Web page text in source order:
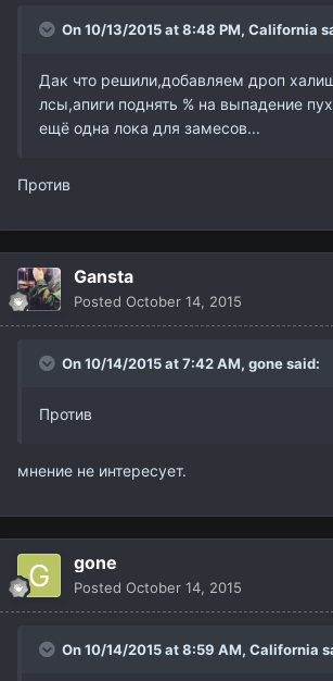
On 10/13/2015 at 8:48 PM, California
Дак что решили,добавляем дроп
лсы,апиги поднять % на выпадение
ещё одна лока для замесов...
Против
Gansta
Posted October 14, 2015
On 10/14/2015 at 7:42 AM, gonesaid:
Против
мнение не интересует.
gone
Posted October 14, 2015
On 10/14/2015 at 8:59 AM, California